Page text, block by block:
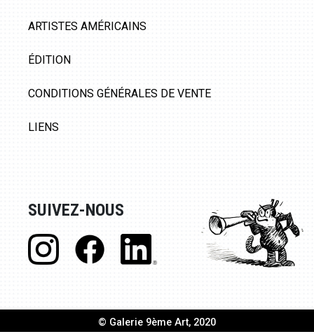
ARTISTES AMÉRICAINS
ÉDITION
CONDITIONS GÉNÉRALES DE VENTE
LIENS
SUIVEZ-NOUS
© Galerie 9ème Art, 2020